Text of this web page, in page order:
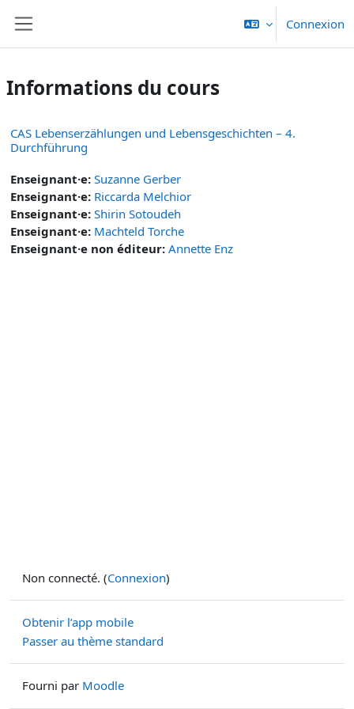
Connexion
Informations du cours
CAS Lebenserzählungen und Lebensgeschichten – 4.
Durchführung
Enseignant·e: Suzanne Gerber
Enseignant·e: Riccarda Melchior
Enseignant·e: Shirin Sotoudeh
Enseignant·e: Machteld Torche
Enseignant·e non éditeur: Annette Enz
Non connecté. (Connexion)
Obtenir l’app mobile
Passer au thème standard
Fourni par Moodle